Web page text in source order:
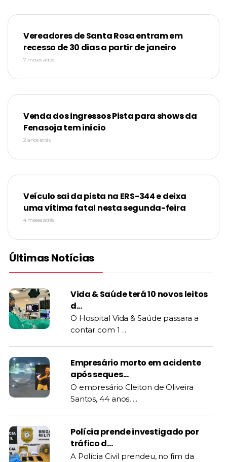
Vereadores de Santa Rosa entram em
recesso de 30 dias a partir de janeiro
7 meses atrás
Venda dos ingressos Pista para shows da
Fenasoja tem início
2 anos atrás
Veículo sai da pista na ERS-344 e deixa
uma vítima fatal nesta segunda-feira
4 meses atrás
Últimas Notícias
Vida & Saúde terá 10 novos leitos
d...
O Hospital Vida & Saúde passara a
contar com 1 ...
Empresário morto em acidente
após seques...
O empresário Cleiton de Oliveira
Santos, 44 anos, ...
Polícia prende investigado por
tráfico d...
A Polícia Civil prendeu, no fim da